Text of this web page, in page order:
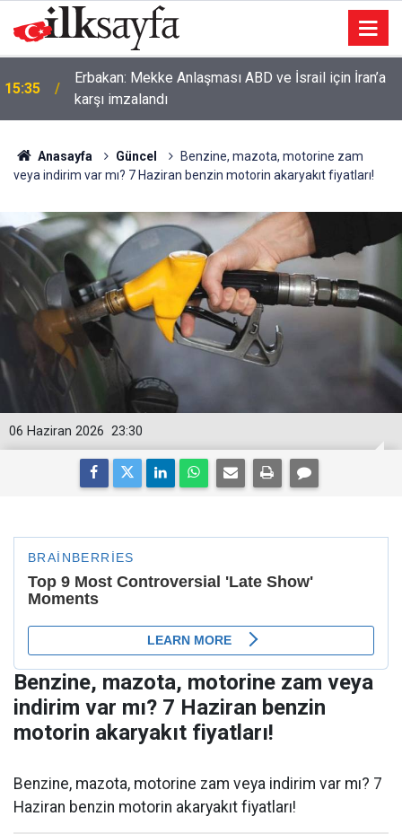
15:23
Husumetlisini vurup çarşafa büründü; takside
yakalandı
Anasayfa Güncel
Benzine, mazota, motorine zam
veya indirim var mı? 7 Haziran benzin motorin akaryakıt fiyatları!
23:30
06 Haziran 2026
Benzine, mazota, motorine zam veya
indirim var mı? 7 Haziran benzin
motorin akaryakıt fiyatları!
Benzine, mazota, motorine zam veya indirim var mı? 7
Haziran benzin motorin akaryakıt fiyatları!